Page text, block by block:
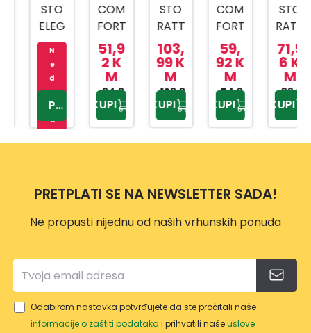
STO
ELEG
ANC
800X
2000
OVAL
NA
CIJE
o
u
COM
FORT
TIME
STO
LADI
N
CT05
6
SKLO
51,9
2 K
64,9
0 KM
KUPI
STO
RATT
AN
90X1
CM
103,
99 K
129,9
9 KM
KUPI
COM
FORT
TIME
STO
KOK
NAR
CT05
0
70X1
59,
92 K
74,9
0 KM
KUPI
STO
RATT
AN
90X9
0 CM
71,9
6 K
89,9
5 KM
KUPI
PRETPLATI SE NA NEWSLETTER SADA!
Ne propusti nijednu od naših vrhunskih ponuda
Odabirom nastavka potvrđujete da ste pročitali naše
informacije o zaštiti podataka i prihvatili našeuslove